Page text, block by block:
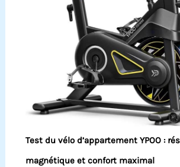
Test du vélo d’appartement YPOO :
magnétique et confort maximal